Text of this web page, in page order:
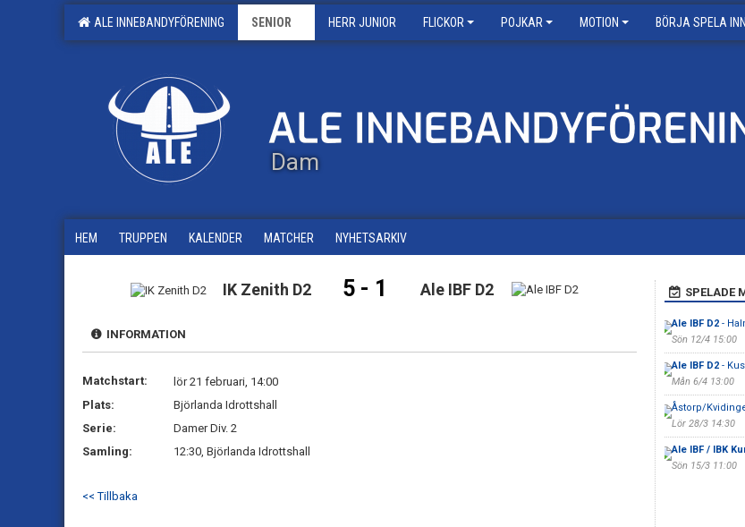
ALE INNEBANDYFÖRENING SENIOR HERR JUNIOR FLICKOR POJKAR MOTION BÖRJA SPELA
Dam
HEM TRUPPEN KALENDER MATCHER NYHETSARKIV
IK Zenith D2 5 - 1 Ale IBF D2
INFORMATION
Matchstart:
lör 21 februari, 14:00
Plats:
Björlanda Idrottshall
Serie:
Damer Div. 2
Samling:
12:30, Björlanda Idrottshall
<< Tillbaka
SPELADE
Ale IBF D2-
Sön 12/4 15:00
Ale IBF D2-
Mån 6/4 13:00
Åstorp/
Lör 28/3 14:30
Ale IBF / IBK
Sön 15/3 11:00